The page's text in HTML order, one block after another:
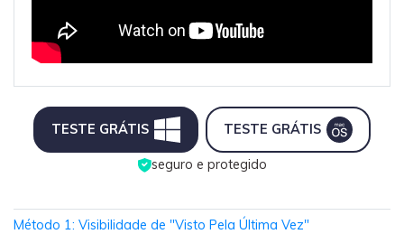
TESTE GRÁTIS TESTE GRÁTIS
seguro e protegido
Método 1: Visibilidade de "Visto Pela Última Vez"